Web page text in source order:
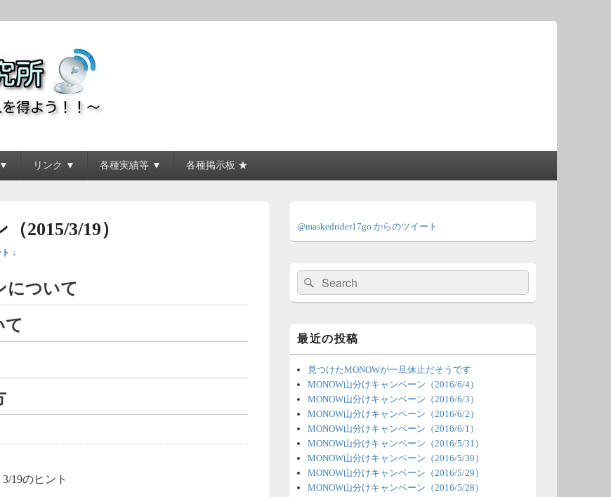
リンク ▼ 各種実績等 ▼ 各種掲示板 ★
2015/3/19）
↓
について
て
ン
サ
ド
ー
ェ
ッ
ト
エ
リ
@maskedrider17go からのツイート
検
索:
検
索
最近の投稿
見つけたMONOWが一旦休止だそうです
MONOW山分けキャンペーン（2016/6/4）
MONOW山分けキャンペーン（2016/6/3）
MONOW山分けキャンペーン（2016/6/2）
MONOW山分けキャンペーン（2016/6/1）
MONOW山分けキャンペーン（2016/5/31）
MONOW山分けキャンペーン（2016/5/30）
MONOW山分けキャンペーン（2016/5/29）
MONOW山分けキャンペーン（2016/5/28）